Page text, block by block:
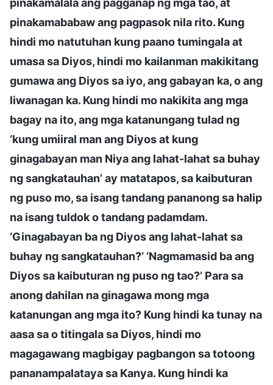
pinakamababaw ang pagpasok nila rito. Kung
hindi mo natutuhan kung paano tumingala at
umasa sa Diyos, hindi mo kailanman makikitang
gumawa ang Diyos sa iyo, ang gabayan ka, o ang
liwanagan ka. Kung hindi mo nakikita ang mga
bagay na ito, ang mga katanungang tulad ng
‘kung umiiral man ang Diyos at kung
ginagabayan man Niya ang lahat-lahat sa buhay
ng sangkatauhan’ ay matatapos, sa kaibuturan
ng puso mo, sa isang tandang pananong sa halip
na isang tuldok o tandang padamdam.
‘Ginagabayan ba ng Diyos ang lahat-lahat sa
buhay ng sangkatauhan?’ ‘Nagmamasid ba ang
Diyos sa kaibuturan ng puso ng tao?’ Para sa
anong dahilan na ginagawa mong mga
katanungan ang mga ito? Kung hindi ka tunay na
aasa sa o titingala sa Diyos, hindi mo
magagawang magbigay pagbangon sa totoong
pananampalataya sa Kanya. Kung hindi ka